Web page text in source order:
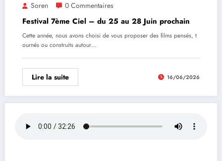
Soren 0 Commentaires
Festival 7ème Ciel – du 25 au 28 Juin prochain
Cette année, nous avons choisi de vous proposer des films pensés, t
ournés ou construits autour…
Lire la suite 16/06/2026